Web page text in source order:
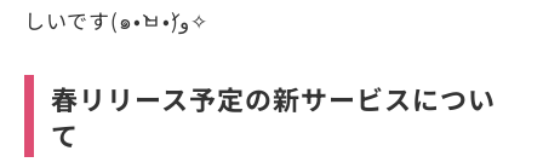
しいです(๑•̀ㅂ•́)و✧
春リリース予定の新サービスについ
て